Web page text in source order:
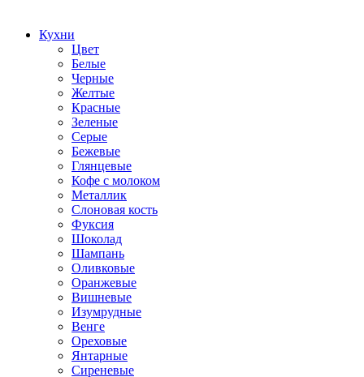
Кухни
Цвет
Белые
Черные
Желтые
Красные
Зеленые
Серые
Бежевые
Глянцевые
Кофе с молоком
Металлик
Слоновая кость
Фуксия
Шоколад
Шампань
Оливковые
Оранжевые
Вишневые
Изумрудные
Венге
Ореховые
Янтарные
Сиреневые